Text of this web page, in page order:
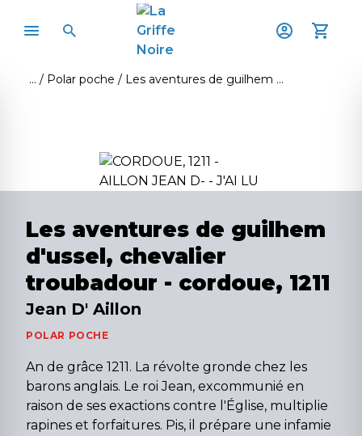
Polar poche Les aventures de guilhem d'ussel, chevalier troubadour - cordoue, 1211
Les aventures de guilhem
d'ussel, chevalier
troubadour - cordoue, 1211
Jean D' Aillon
POLAR POCHE
An de grâce 1211. La révolte gronde chez les
barons anglais. Le roi Jean, excommunié en
raison de ses exactions contre l'Église, multiplie
rapines et forfaitures. Pis, il prépare une infamie